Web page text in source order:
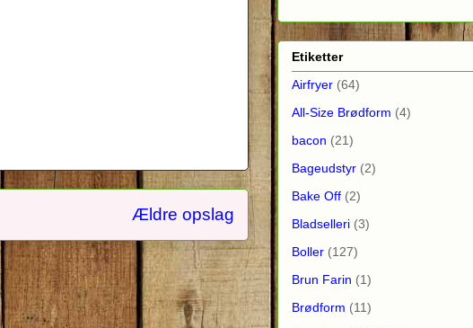
Ældre opslag
Etiketter
Airfryer (64)
All-Size Brødform (4)
bacon (21)
Bageudstyr (2)
Bake Off (2)
Bladselleri (3)
Boller (127)
Brun Farin (1)
Brødform (11)